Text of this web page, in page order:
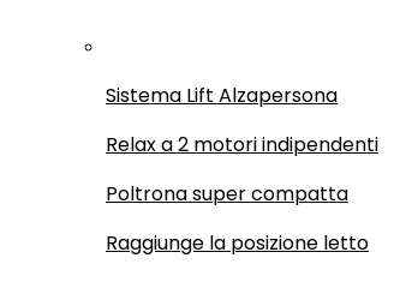
Sistema Lift Alzapersona
Relax a 2 motori indipendenti
Poltrona super compatta
Raggiunge la posizione letto